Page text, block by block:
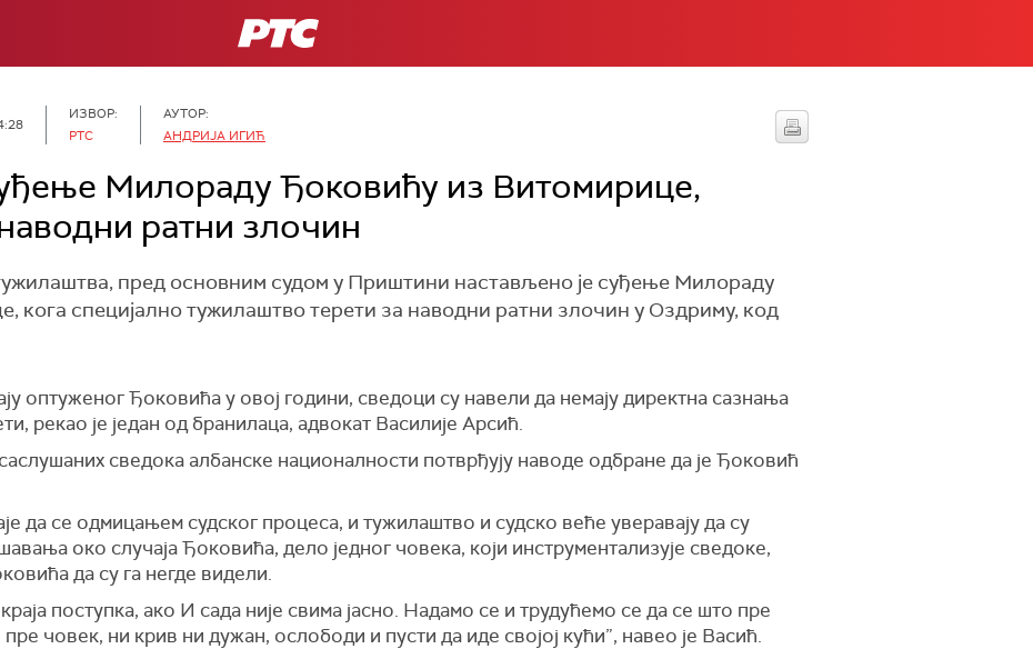
РТС
ИЗВОР:
РТС
АУТОР:
АНДРИЈА ИГИЋ
Милораду Ђоковићу из Витомирице,
ратни злочин
пред основним судом у Приштини настављено је суђење Милораду
кога специјално тужилаштво терети за наводни ратни злочин у Оздриму, код
оптуженог Ђоковића у овој години, сведоци су навели да немају директна сазнања
рекао је један од бранилаца, адвокат Василије Арсић.
сведока албанске националности потврђују наводе одбране да је Ђоковић
да се одмицањем судског процеса, и тужилаштво и судско веће уверавају да су
око случаја Ђоковића, дело једног човека, који инструментализује сведоке,
да су га негде видели.
поступка, ако И сада није свима јасно. Надамо се и трудућемо се да се што пре
човек, ни крив ни дужан, ослободи и пусти да иде својој кући”, навео је Васић.